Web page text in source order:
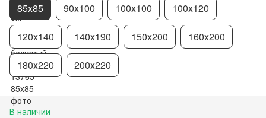
85х85 90х100 100х100 100х120
120х140 140х190 150х200 160х200
180х220 200х220
В наличии